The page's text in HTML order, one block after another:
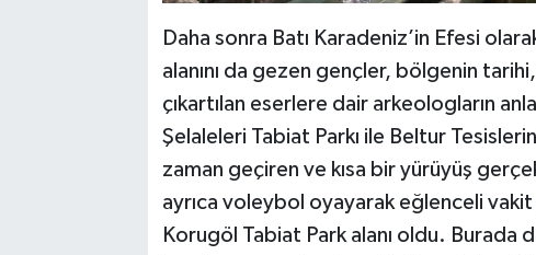
Daha sonra Batı Karadeniz’in Efesi
alanını da gezen gençler, bölgenin
çıkartılan eserlere dair arkeologların
Şelaleleri Tabiat Parkı ile Beltur
zaman geçiren ve kısa bir yürüyüş
ayrıca voleybol oyayarak eğlenceli
Korugöl Tabiat Park alanı oldu. Burada